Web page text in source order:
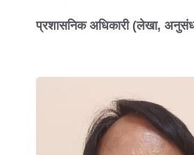
प्रशासनिक अधिकारी (लेखा,